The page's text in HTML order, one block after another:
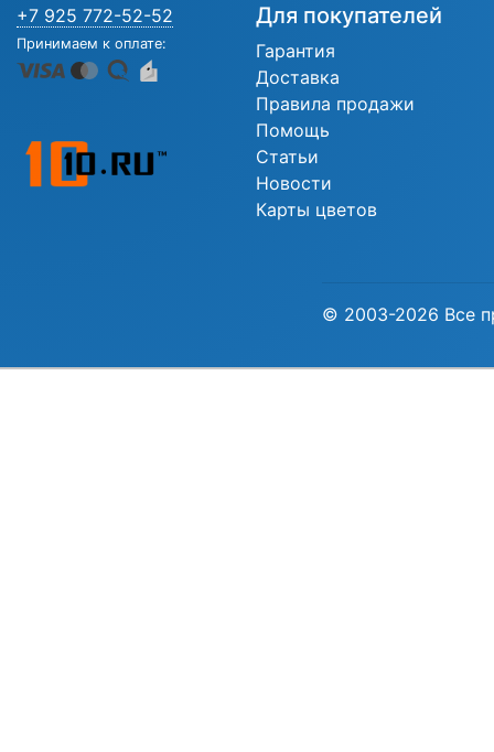
+7 925 772-52-52
Принимаем к оплате:
Для покупателей
Гарантия
Доставка
Правила продажи
Помощь
Статьи
Новости
Карты цветов
© 2003-2026 Все